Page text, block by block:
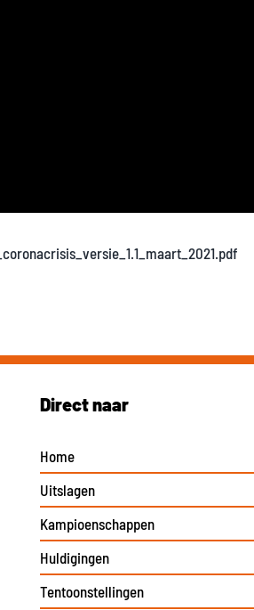
Direct naar
Home
Uitslagen
Kampioenschappen
Huldigingen
Tentoonstellingen